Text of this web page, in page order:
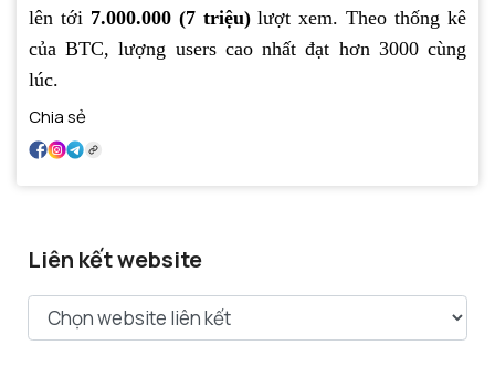
lên tới 7.000.000 (7 triệu)lượt xem. Theo thống kê
của BTC, lượng users cao nhất đạt hơn 3000 cùng
lúc.
Chia sẻ
Liên kết website